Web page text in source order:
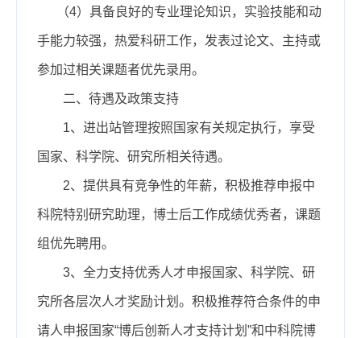
（4）具备良好的专业理论知识，实验技能和动
手能力较强，热爱科研工作， 发表过论文、主持或
参加过相关课题者优先录用。
二、 待遇及政策支持
1、进出站管理按照国家有关规定执行，享受
国家、科学院、研究所相关待遇。
2、提供具有竞争性的年薪，积极推荐申报中
科院特别研究助理，博士后工作成绩优秀者，课题
组优先聘用。
3、全力支持优秀人才申报国家、科学院、研
究所各层次人才奖励计划。积极推荐符合条件的申
请人申报国家“博后创新人才支持计划”和中科院博